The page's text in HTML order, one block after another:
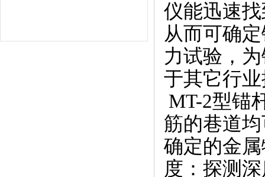
仪能迅速
从而可确
力试验，
于其它行
MT-2型锚
筋的巷道
确定的金
度：探测